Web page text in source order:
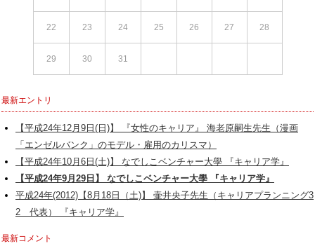
22 23 24 25 26 27 28
29 30 31
最新エントリ
【平成24年12月9日(日)】 『女性のキャリア』 海老原嗣生先生（漫画
「エンゼルバンク」のモデル・雇用のカリスマ）
【平成24年10月6日(土)】 なでしこベンチャー大學 『キャリア学』
【平成24年9月29日】 なでしこベンチャー大學 『キャリア学』
平成24年(2012)【8月18日（土)】 壷井央子先生（キャリアプランニング3
2 代表） 『キャリア学』
最新コメント